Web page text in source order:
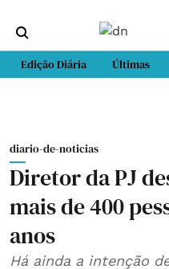
Edição Diária Últimas
diario-de-noticias
Diretor da PJ
mais de 400
anos
Há ainda a intenção